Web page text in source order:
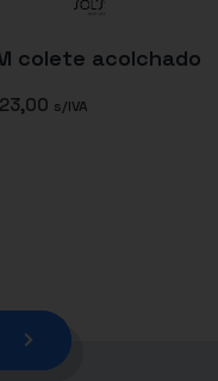
colete acolchado
23,00 s/IVA